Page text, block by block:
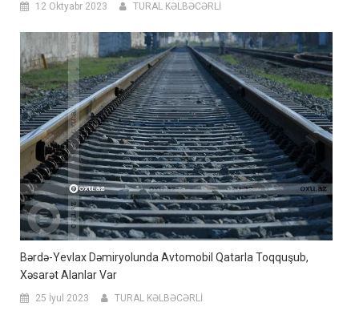
12 Oktyabr 2023 TURAL KƏLBƏCƏRLİ
Bərdə-Yevlax Dəmiryolunda Avtomobil Qatarla Toqquşub,
Xəsarət Alanlar Var
25 İyul 2023 TURAL KƏLBƏCƏRLİ